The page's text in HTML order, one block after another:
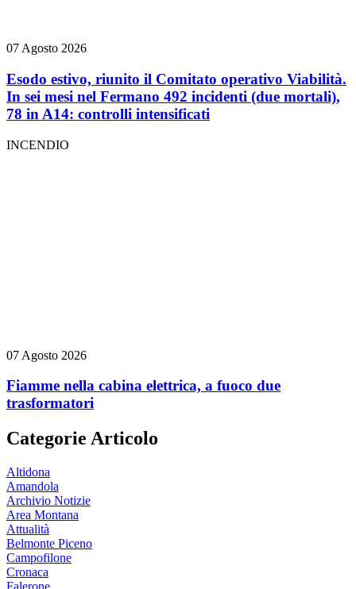
07 Agosto 2026
Esodo estivo, riunito il Comitato operativo Viabilità.
In sei mesi nel Fermano 492 incidenti (due mortali),
78 in A14: controlli intensificati
INCENDIO
07 Agosto 2026
Fiamme nella cabina elettrica, a fuoco due
trasformatori
Categorie Articolo
Altidona
Amandola
Archivio Notizie
Area Montana
Attualità
Belmonte Piceno
Campofilone
Cronaca
Falerone